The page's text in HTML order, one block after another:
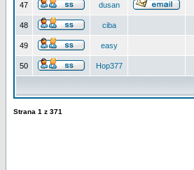
47 dusan
48 ciba
49 easy
50 Hop377
Strana 1 z 371